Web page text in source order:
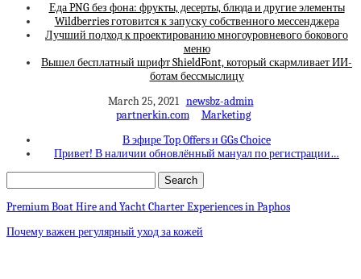
Еда PNG без фона: фрукты, десерты, блюда и другие элементы
Wildberries готовится к запуску собственного мессенджера
Лучший подход к проектированию многоуровневого бокового
меню
Вышел бесплатный шрифт ShieldFont, который скармливает ИИ-
ботам бессмыслицу
March 25, 2021 newsbz-admin
partnerkin.com
Marketing
В эфире Top Offers и GGs Choice
Привет! В наличии обновлённый мануал по регистрации…
Premium Boat Hire and Yacht Charter Experiences in Paphos
Почему важен регулярный уход за кожей